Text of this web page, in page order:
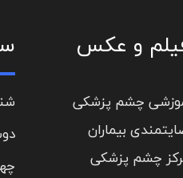
و عکس
چشم پزشکی
بیماران
چشم پزشکی
شنبه